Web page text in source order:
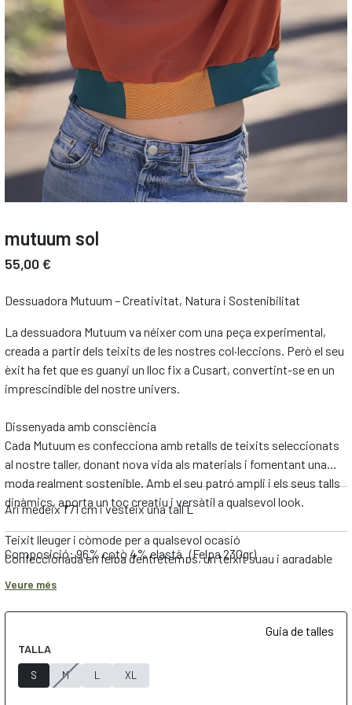
mutuum sol
55,00 €
Dessuadora Mutuum – Creativitat, Natura i Sostenibilitat
La dessuadora Mutuum va néixer com una peça experimental,
creada a partir dels teixits de les nostres col·leccions. Però el seu
èxit ha fet que es guanyi un lloc fix a Cusart, convertint-se en un
imprescindible del nostre univers.
Dissenyada amb consciència
Cada Mutuum es confecciona amb retalls de teixits seleccionats
al nostre taller, donant nova vida als materials i fomentant una
moda realment sostenible. Amb el seu patró ampli i els seus talls
dinàmics, aporta un toc creatiu i versàtil a qualsevol look.
Teixit lleuger i còmode per a qualsevol ocasió
Confeccionada en felpa d’entretemps, un teixit suau i agradable
acompanyar-te en els teus dies més actius, sense renunciar a la
Moda sostenible, creativitat infinita
El seu origen està en la reutilització de teixits de col·leccions
Ari medeix 1’71 cm i vesteix una tall L
Composició: 96% cotò 4% elastà (Felpa 230gr)
Veure més
Guia de talles
TALLA
S M L XL